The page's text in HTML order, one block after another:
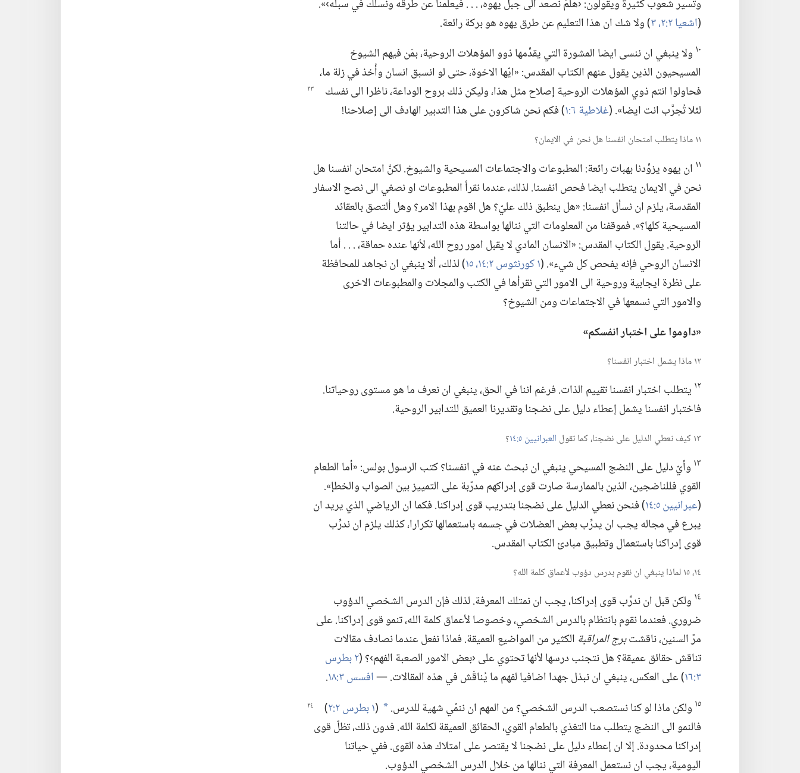
وتسير شعوب كثيرة ويقولون:‏ ‹هلمّ نصعد الى جبل يهوه،‏ .‏ .‏ .‏ فيعلِّمنا عن طرقه ونسلك في سبله›».‏
(‏اشعيا ٢:‏٢،‏ ٣ ‏)‏ ولا شك ان هذا التعليم عن طرق يهوه هو بركة رائعة.‏
١٠ ولا ينبغي ان ننسى ايضا المشورة التي يقدِّمها ذوو المؤهلات الروحية،‏ بمَن فيهم الشيوخ
المسيحيون الذين يقول عنهم الكتاب المقدس:‏ «ايّها الاخوة،‏ حتى لو انسبق انسان وأُخذ في زلة ما،‏
فحاولوا انتم ذوي المؤهلات الروحية إصلاح مثل هذا،‏ وليكن ذلك بروح الوداعة،‏ ناظرا الىنفسك
لئلا تُجرَّب انت ايضا».‏ (‏غلاطية ٦:‏١ ‏)‏ فكم نحن شاكرون على هذا التدبير الهادف الى إصلاحنا!‏
١١ ماذا يتطلب امتحان انفسنا هل نحن في الايمان؟‏
١١ ان يهوه يزوِّدنا بهبات رائعة:‏ المطبوعات والاجتماعات المسيحية والشيوخ.‏ لكنَّ امتحان انفسنا هل
نحن في الايمان يتطلب ايضا فحص انفسنا.‏ لذلك،‏ عندما نقرأ المطبوعات او نصغي الى نصح الاسفار
المقدسة،‏ يلزم ان نسأل انفسنا:‏ «هل ينطبق ذلك عليّ؟‏ هل اقوم بهذا الامر؟‏ وهل ألتصق بالعقائد
المسيحية كلها؟‏».‏ فموقفنا من المعلومات التي ننالها بواسطة هذه التدابير يؤثر ايضا في حالتنا
الروحية.‏ يقول الكتاب المقدس:‏ «الانسان المادي لا يقبل امور روح الله،‏ لأنها عنده حماقة،‏ .‏ .‏ .‏ أما
الانسان الروحي فإنه يفحص كل شيء».‏ (‏١ كورنثوس ٢:‏١٤،‏ ١٥
‏)‏ لذلك،‏ ألا ينبغي ان نجاهد للمحافظة
على نظرة ايجابية وروحية الى الامور التي نقرأها في الكتب والمجلات والمطبوعات الاخرى
والامور التي نسمعها في الاجتماعات ومن الشيوخ؟‏
‏«داوموا على اختبار انفسكم»‏
١٢ ماذا يشمل اختبار انفسنا؟‏
١٢ يتطلب اختبار انفسنا تقييم الذات.‏ فرغم اننا في الحق،‏ ينبغي ان نعرف ما هو مستوى روحياتنا.‏
فاختبار انفسنا يشمل إعطاء دليل على نضجنا وتقديرنا العميق للتدابير الروحية.‏
١٣ كيف نعطي الدليل على نضجنا،‏ كما تقول العبرانيين ٥:‏١٤
‏؟‏
١٣ وأيّ دليل على النضج المسيحي ينبغي ان نبحث عنه في انفسنا؟‏ كتب الرسول بولس:‏ «أما الطعام
القوي فللناضجين،‏ الذين بالممارسة صارت قوى إدراكهم مدرّبة على التمييز بين الصواب والخطإ».‏
(‏عبرانيين ٥:‏١٤
‏)‏ فنحن نعطي الدليل على نضجنا بتدريب قوى إدراكنا.‏ فكما ان الرياضي الذي يريد ان
يبرع في مجاله يجب ان يدرِّب بعض العضلات في جسمه باستعمالها تكرارا،‏ كذلك يلزم ان ندرِّب
قوى إدراكنا باستعمال وتطبيق مبادئ الكتاب المقدس.‏
١٤،‏ ١٥ لماذا ينبغي ان نقوم بدرس دؤوب لأعماق كلمة الله؟‏
١٤ ولكن قبل ان ندرِّب قوى إدراكنا،‏ يجب ان نمتلك المعرفة.‏ لذلك فإن الدرس الشخصي الدؤوب
ضروري.‏ فعندما نقوم بانتظام بالدرس الشخصي،‏ وخصوصا لأعماق كلمة الله،‏ تنمو قوى إدراكنا.‏ على
مرّ السنين،‏ ناقشتبرج المراقبة الكثير من المواضيع العميقة.‏ فماذا نفعل عندما نصادف مقالات
تناقش حقائق عميقة؟‏ هل نتجنب درسها لأنها تحتوي على ‹بعض الامور الصعبة الفهم›؟‏ (‏ ٢ بطرس
٣:‏١٦
‏)‏ على العكس،‏ ينبغي ان نبذل جهدا اضافيا لفهم ما يُناقَش في هذه المقالات.‏ —‏افسس ٣:‏١٨ ‏.‏
١٥ ولكن ماذا لو كنا نستصعب الدرس الشخصي؟‏ من المهم ان ننمّي شهية للدرس.‏ *
(‏١ بطرس ٢:‏٢
‏)‏
فالنمو الى النضج يتطلب منا التغذي بالطعام القوي،‏ الحقائق العميقة لكلمة الله.‏ فدون ذلك،‏ تظلّ قوى
إدراكنا محدودة.‏ إلا ان إعطاء دليل على نضجنا لا يقتصر على امتلاك هذه القوى.‏ ففي حياتنا
اليومية،‏ يجب ان نستعمل المعرفة التي ننالها من خلال الدرس الشخصي الدؤوب.‏